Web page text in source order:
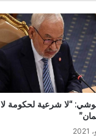
“لا شرعية لحكومة لا